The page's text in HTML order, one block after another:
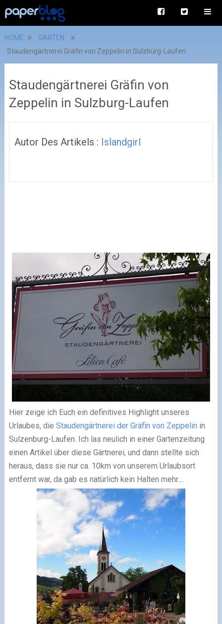
HOME
GARTEN
Staudengärtnerei Gräfin von Zeppelin in Sulzburg-Laufen
Staudengärtnerei Gräfin von
Zeppelin in Sulzburg-Laufen
Autor Des Artikels : Islandgirl
Hier zeige ich Euch ein definitives Highlight unseres
Urlaubes, die Staudengärtnerei der Gräfin von Zeppelin in
Sulzenburg-Laufen. Ich las neulich in einer Gartenzeitung
einen Artikel über diese Gärtnerei, und dann stellte sich
heraus, dass sie nur ca. 10km von unserem Urlaubsort
entfernt war, da gab es natürlich kein Halten mehr....